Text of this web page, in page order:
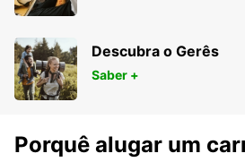
Descubra o Gerês
Saber +
Porquê alugar um